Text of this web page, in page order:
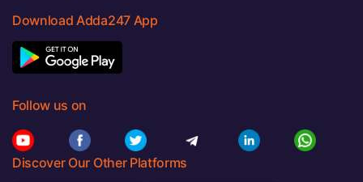
Download Adda247 App
Follow us on
Discover Our Other Platforms